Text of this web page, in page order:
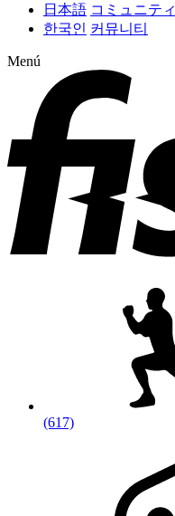
日本語 コミュニティ
한국인 커뮤니티
Menú
(617)